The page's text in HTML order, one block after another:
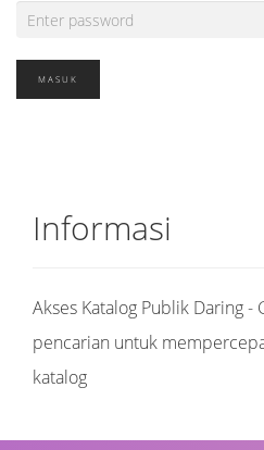
Informasi
Akses Katalog Publik Daring -
pencarian untuk
katalog